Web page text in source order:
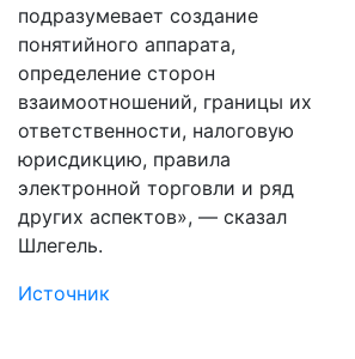
подразумевает создание
понятийного аппарата,
определение сторон
взаимоотношений, границы их
ответственности, налоговую
юрисдикцию, правила
электронной торговли и ряд
других аспектов», — сказал
Шлегель.
Источник